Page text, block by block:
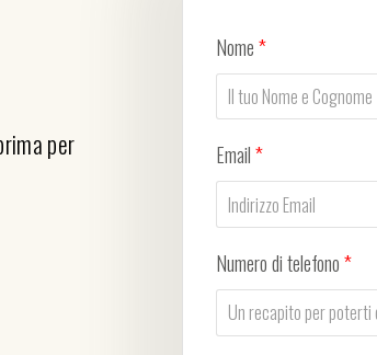
per
Nome*
Email*
Numero di telefono*